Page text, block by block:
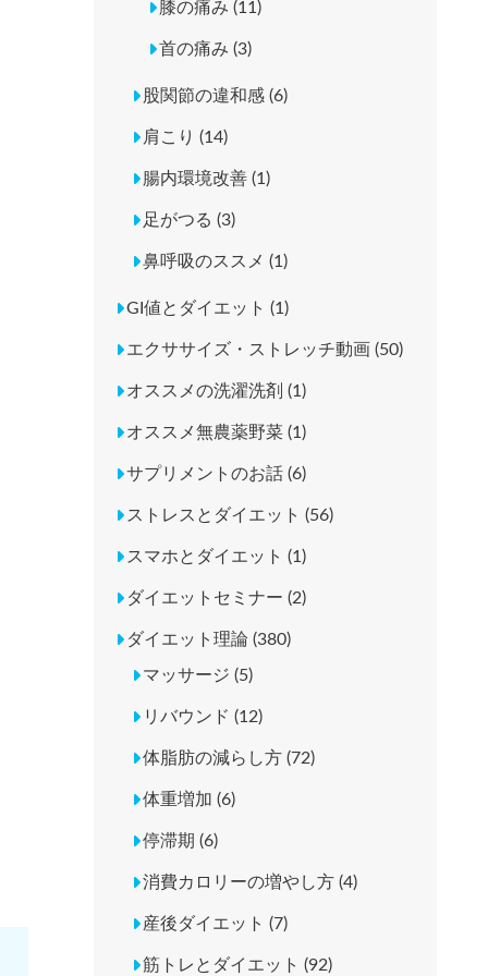
膝の痛み (11)
首の痛み (3)
股関節の違和感 (6)
肩こり (14)
腸内環境改善 (1)
足がつる (3)
鼻呼吸のススメ (1)
GI値とダイエット (1)
エクササイズ・ストレッチ動画 (50)
オススメの洗濯洗剤 (1)
オススメ無農薬野菜 (1)
サプリメントのお話 (6)
ストレスとダイエット (56)
スマホとダイエット (1)
ダイエットセミナー (2)
ダイエット理論 (380)
マッサージ (5)
リバウンド (12)
体脂肪の減らし方 (72)
体重増加 (6)
停滞期 (6)
消費カロリーの増やし方 (4)
産後ダイエット (7)
筋トレとダイエット (92)